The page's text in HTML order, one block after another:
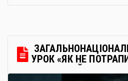
передбачає: Скористатися
УРОК «ЯК НЕ
РОСІЙСЬКИХ